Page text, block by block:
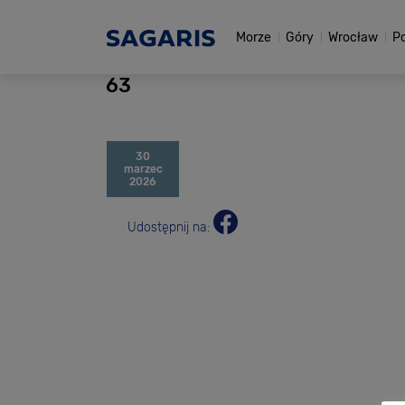
Morze Góry Wrocław
63
30
marzec
2026
Udostępnij na: